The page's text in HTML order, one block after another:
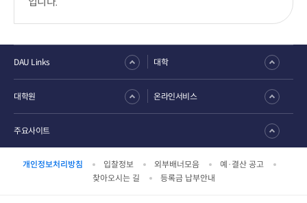
개인정보처리방침 입찰정보 외부배너모음
예·결산 공고
찾아오시는 길
등록금 납부안내
DAU Links 대학
대학원 온라인서비스
주요사이트